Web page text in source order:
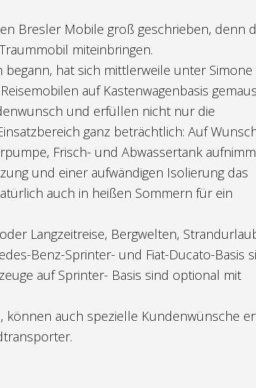
Bresler Mobile groß geschrieben, denn
miteinbringen.
begann, hat sich mittlerweile unter
auf Kastenwagenbasis
und erfüllen nicht nur die
ganz beträchtlich: Auf
Frisch- und Abwassertank
und einer aufwändigen Isolierung das
auch in heißen Sommern für ein
Langzeitreise, Bergwelten,
Benz-Sprinter- und Fiat-Ducato-Basis
auf Sprinter- Basis sind optional mit
können auch spezielle Kundenwünsche